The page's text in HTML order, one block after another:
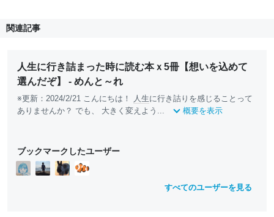
関連記事
人生に行き詰まった時に読む本ｘ5冊【想いを込めて
選んだぞ】 - めんと～れ
※更新：2024/2/21 こんにちは！ 人生に行き詰りを感じることって
ありませんか？ でも、 大きく変えよう...
概要を表示
ブックマークしたユーザー
すべてのユーザーを見る